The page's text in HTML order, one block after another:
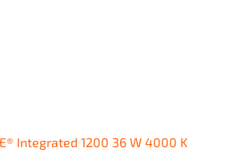
Integrated 1200 36 W 4000 K